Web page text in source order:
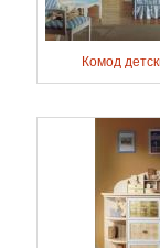
Комод